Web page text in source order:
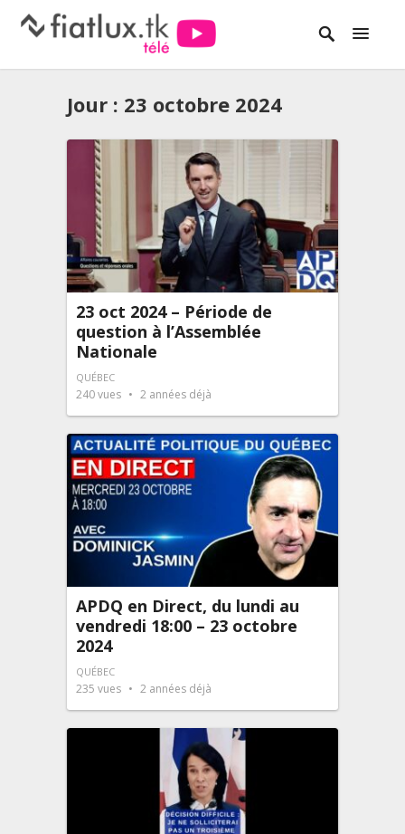
Jour : 23 octobre 2024
23 oct 2024 – Période de
question à l’Assemblée
Nationale
QUÉBEC
240vues 2 années déjà
APDQ en Direct, du lundi au
vendredi 18:00 – 23 octobre
2024
QUÉBEC
235 vues 2 années déjà